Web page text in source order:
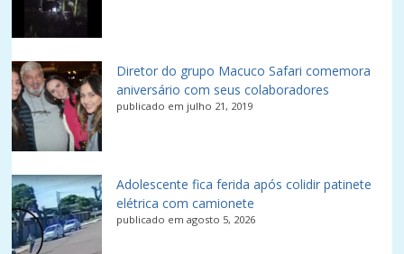
Diretor do grupo Macuco Safari comemora
aniversário com seus colaboradores
publicado em julho 21, 2019
Adolescente fica ferida após colidir patinete
elétrica com camionete
publicado em agosto 5, 2026